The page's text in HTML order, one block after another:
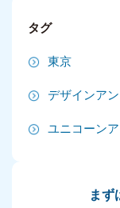
2024年8月
2024年7月
2024年6月
2024年5月
2024年3月
タグ
東京
デザインア
ユニコーン
まず